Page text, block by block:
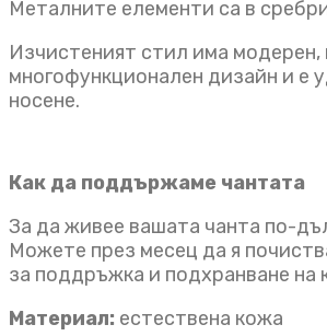
Металните елементи са в
Изчистеният стил има модерен,
многофункционален дизайн и е
носене.
Как да поддържаме чантата
За да живее вашата чанта по-
Можете през месец да я
за поддръжка и подхранване на
Материал: естествена кожа